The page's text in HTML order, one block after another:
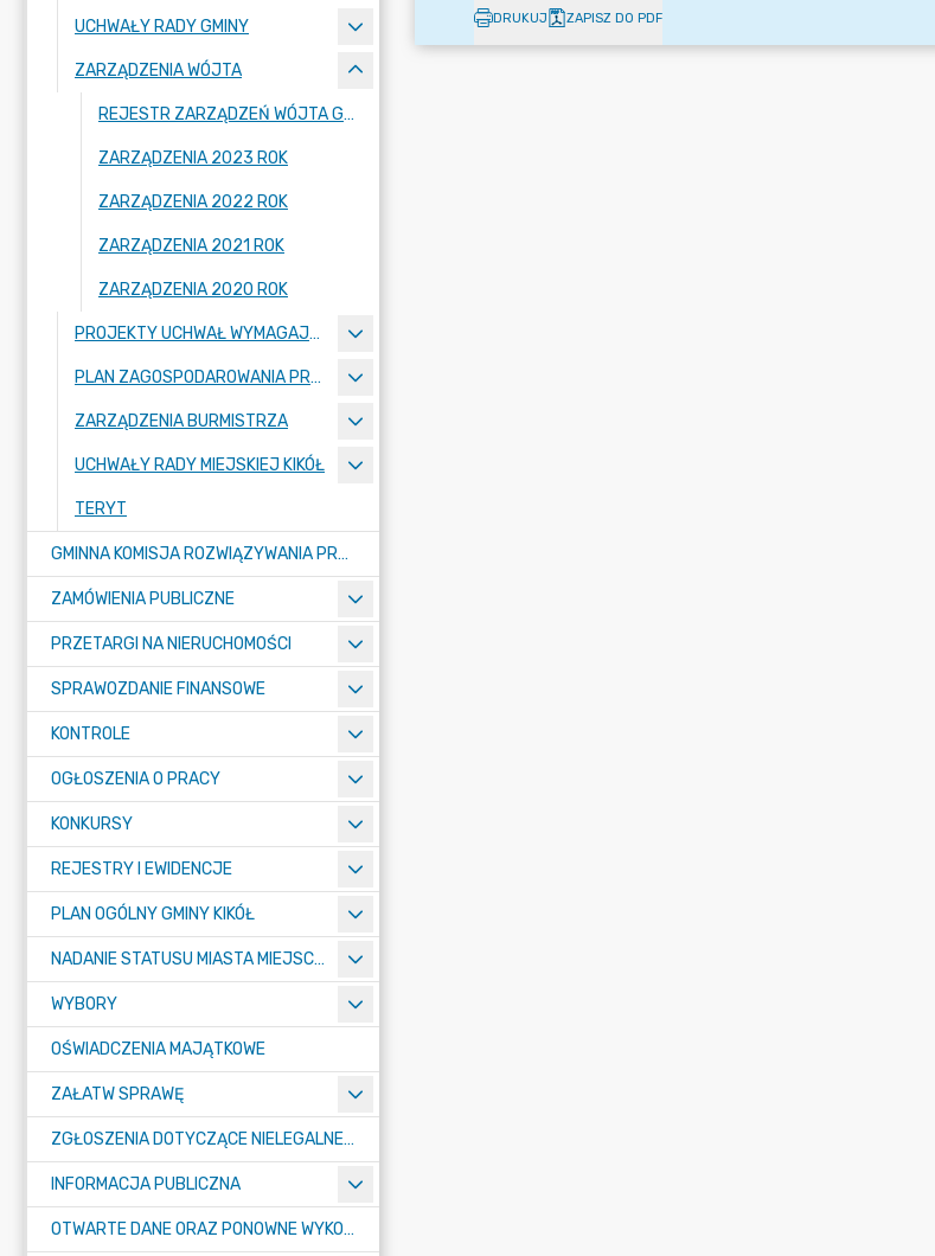
UCHWAŁY RADY GMINY
ZARZĄDZENIA WÓJTA
REJESTR ZARZĄDZEŃ WÓJTA GMINY
ZARZĄDZENIA 2023 ROK
ZARZĄDZENIA 2022 ROK
ZARZĄDZENIA 2021 ROK
ZARZĄDZENIA 2020 ROK
PROJEKTY UCHWAŁ WYMAGAJĄCE KONSULTACJI
PLAN ZAGOSPODAROWANIA PRZESTRZENNEGO
ZARZĄDZENIA BURMISTRZA
UCHWAŁY RADY MIEJSKIEJ KIKÓŁ
TERYT
GMINNA KOMISJA ROZWIĄZYWANIA PROBLEMÓW ALKOHOLOWYCH
ZAMÓWIENIA PUBLICZNE
PRZETARGI NA NIERUCHOMOŚCI
SPRAWOZDANIE FINANSOWE
KONTROLE
OGŁOSZENIA O PRACY
KONKURSY
REJESTRY I EWIDENCJE
PLAN OGÓLNY GMINY KIKÓŁ
NADANIE STATUSU MIASTA MIEJSCOWOŚCI KIKÓŁ
WYBORY
OŚWIADCZENIA MAJĄTKOWE
ZAŁATW SPRAWĘ
ZGŁOSZENIA DOTYCZĄCE NIELEGALNEGO SPALANIA ODPADÓW
INFORMACJA PUBLICZNA
OTWARTE DANE ORAZ PONOWNE WYKORZYSTANIE INFORMACJI SEKTORA PUBLICZNEGO
DRUKUJ ZAPISZ DO PDF